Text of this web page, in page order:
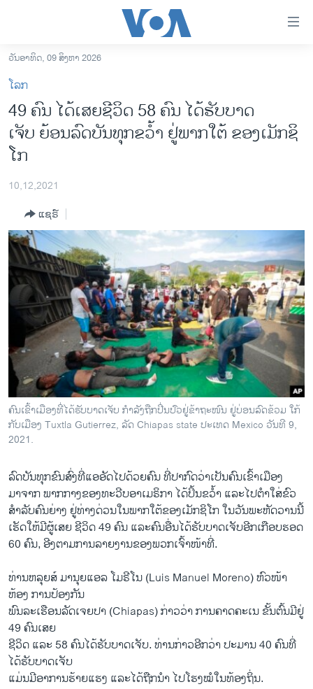
ເຂົ້າ
ຫາ
ຂ້າມ
ຂ້າມ
ໄປ
ຫາ
ຊອກ
ອາເມຣິກາ
ການເລືອກຕັ້ງ ປະທານາທີບໍດີ ສະຫະລັດ 2024
ອິດສະຫຼະພາບດ້ານການຂ່າວ
ຊີວິດຊາວລາວ
ຊຸມຊົນຊາວລາວ
ວິທະຍາສາດ-ເທັກໂນໂລຈີ
ທຸລະກິດ
ພາສາອັງກິດ
ວີດີໂອ
ສຽງ
ລາຍງານ
ພາສາຕ່າງໆ
ວັນອາທິດ, 09 ສິງຫາ 2026
ໂລກ
49 ຄົນ ໄດ້ເສຍຊີວິດ 58 ຄົນ ໄດ້ຮັບບາດ
ເຈັບ ຍ້ອນລົດບັນທຸກຂວ້ຳ ຢູ່ພາກໃຕ້ ຂອງເມັກຊິ
ໂກ
10,12,2021
ແຊຣ໌
ຄົນເຂົ້່າເມືອງທີ່ໄດ້ຮັບບາດເຈັບ ກຳລັງຖືກປີ່ນປົວຢູ່ຂ້າຖະໜົນ ຢູ່ບ່ອນລົດຂ້ວມ ໃກ້
ກັບເມືອງ Tuxtla Gutierrez, ລັດ Chiapas state ປະເທດ Mexico ວັນທີ 9,
2021.
ລົດບັນທຸກຂົນສົ່ງທີ່ແອອັດໄປດ້ວຍຄົນ ທີ່ປາກົດວ່າເປັນຄົນເຂົ້າເມືອງ
ມາຈາກ ພາກກາງຂອງ​ທະ​ວີບອາເມຣິກາ ໄດ້ປິ້ນຂວ້ຳ ແລະໄປຕຳໃສ່ຂົວ
ສຳ​ລັບ​ຄົນ​ຍ່າງ ຢູ່​ທ່າງ​ດ່ວນໃນພາກໃຕ້ຂອງເມັກຊິໂກ ໃນວັນພະຫັດວານນີ້
ເຮັດໃຫ້ມີຜູ້ເສຍ ຊີວິດ 49 ຄົນ ແລະຄົນ​ອື່ນໄດ້ຮັບບາດເຈັບອີກເກືອບຮອດ
60 ຄົນ, ອີງ​ຕາມການລາຍງານຂອງພວກເຈົ້າໜ້າທີ່.
ທ່ານຫລຸຍສ໌ ມານຸຍແອລ ໂມຣີໂນ (Luis Manuel Moreno) ຫົວໜ້າ
ຫ້ອງ ການປ້ອງກັນ
ພົນລະເຮືອນລັດເຈຍປາ (Chiapas) ກ່າວວ່າ ການຄາດຄະເນ ຂັ້ນຕົ້ນມີຢູ່
49 ຄົນເສຍ
ຊີວິດ ແລະ 58 ຄົນໄດ້ຮັບບາດເຈັບ. ທ່ານກ່າວອີກວ່າ ປະມານ 40 ຄົນທີ່
ໄດ້ຮັບບາດເຈັບ
ແມ່ນມີອາການຮ້າຍແຮງ ແລະໄດ້ຖືກນຳ ໄປໂຮງໝໍໃນທ້ອງຖິ່ນ.